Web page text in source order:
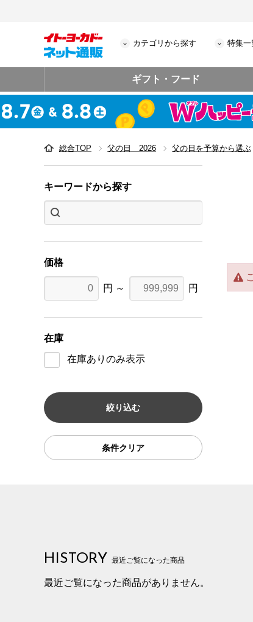
カテゴリから探す 特集一
ギフト・フード
総合TOP 父の日 2026 父の日を予算から選ぶ
キーワードから探す
価格
円 ～ 円
在庫
在庫ありのみ表示
条件クリア
HISTORY 最近ご覧になった商品
最近ご覧になった商品がありません。